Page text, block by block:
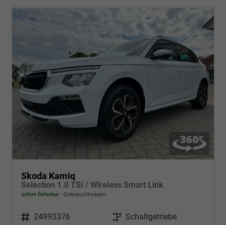
Skoda Kamiq
Selection 1.0 TSI / Wireless Smart Link
sofort lieferbar Gebrauchtwagen
Fahrzeugnr. 24993376 Getriebe Schaltgetriebe